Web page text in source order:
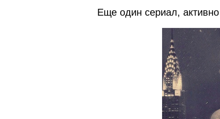
Еще один сериал,